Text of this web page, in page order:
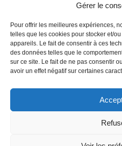
Gérer le
Pour offrir les meilleures expériences,
telles que les cookies pour stocker et/
appareils. Le fait de consentir à ces
des données telles que le
sur ce site. Le fait de ne pas consentir
avoir un effet négatif sur certaines
Signification de
Heure miroir :
Signification de